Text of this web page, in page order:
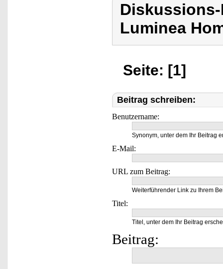
Luminea
Seite: [1]
Beitrag schreiben:
Benutzername:
Synonym, unter dem Ihr Beitrag
E-Mail:
URL zum Beitrag:
Weiterführender Link zu Ihrem
Titel:
Titel, unter dem Ihr Beitrag
Beitrag: